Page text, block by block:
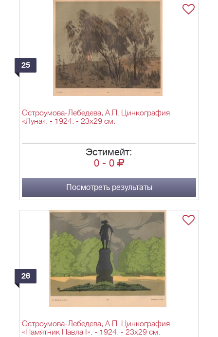
25
Остроумова-Лебедева, А.П. Цинкография
«Луна». - 1924. - 23х29 см.
Эстимейт:
0 - 0
Посмотреть результаты
26
Остроумова-Лебедева, А.П. Цинкография
«Памятник Павла I». - 1924. - 23х29 см.